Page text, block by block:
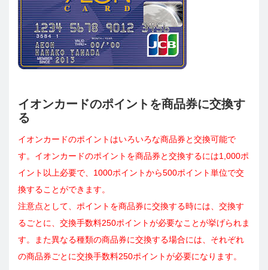
イオンカードのポイントを商品券に交換す
る
イオンカードのポイントはいろいろな商品券と交換可能で
す。イオンカードのポイントを商品券と交換するには1,000ポ
イント以上必要で、1000ポイントから500ポイント単位で交
換することができます。
注意点として、ポイントを商品券に交換する時には、交換す
るごとに、交換手数料250ポイントが必要なことが挙げられま
す。また異なる種類の商品券に交換する場合には、それぞれ
の商品券ごとに交換手数料250ポイントが必要になります。